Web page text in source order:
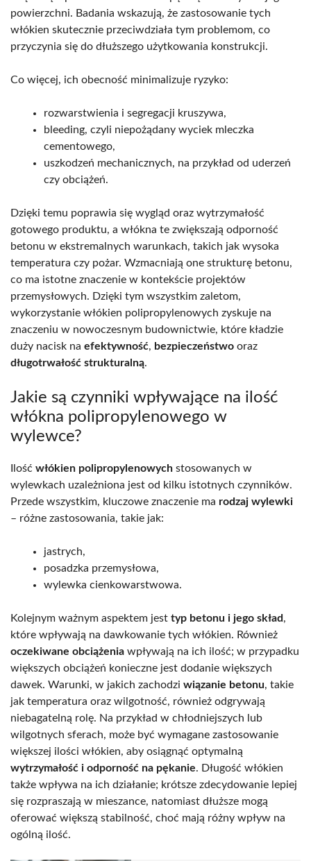
powierzchni. Badania wskazują, że zastosowanie tych
włókien skutecznie przeciwdziała tym problemom, co
przyczynia się do dłuższego użytkowania konstrukcji.
Co więcej, ich obecność minimalizuje ryzyko:
rozwarstwienia i segregacji kruszywa,
bleeding, czyli niepożądany wyciek mleczka
cementowego,
uszkodzeń mechanicznych, na przykład od uderzeń
czy obciążeń.
Dzięki temu poprawia się wygląd oraz wytrzymałość
gotowego produktu, a włókna te zwiększają odporność
betonu w ekstremalnych warunkach, takich jak wysoka
temperatura czy pożar. Wzmacniają one strukturę betonu,
co ma istotne znaczenie w kontekście projektów
przemysłowych. Dzięki tym wszystkim zaletom,
wykorzystanie włókien polipropylenowych zyskuje na
znaczeniu w nowoczesnym budownictwie, które kładzie
duży nacisk na efektywność, bezpieczeństwo oraz
długotrwałość strukturalną.
Jakie są czynniki wpływające na ilość
włókna polipropylenowego w
wylewce?
Ilość włókien polipropylenowych stosowanych w
wylewkach uzależniona jest od kilku istotnych czynników.
Przede wszystkim, kluczowe znaczenie ma rodzaj wylewki
– różne zastosowania, takie jak:
jastrych,
posadzka przemysłowa,
wylewka cienkowarstwowa.
Kolejnym ważnym aspektem jest typ betonu i jego skład,
które wpływają na dawkowanie tych włókien. Również
oczekiwane obciążenia wpływają na ich ilość; w przypadku
większych obciążeń konieczne jest dodanie większych
dawek. Warunki, w jakich zachodzi wiązanie betonu, takie
jak temperatura oraz wilgotność, również odgrywają
niebagatelną rolę. Na przykład w chłodniejszych lub
wilgotnych sferach, może być wymagane zastosowanie
większej ilości włókien, aby osiągnąć optymalną
wytrzymałość i odporność na pękanie. Długość włókien
także wpływa na ich działanie; krótsze zdecydowanie lepiej
się rozpraszają w mieszance, natomiast dłuższe mogą
oferować większą stabilność, choć mają różny wpływ na
ogólną ilość.